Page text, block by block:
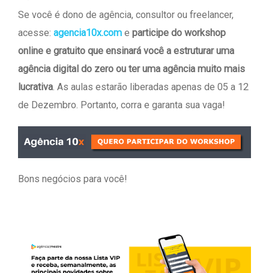
Se você é dono de agência, consultor ou freelancer,
acesse: agencia10x.com e participe do workshop
online e gratuito que ensinará você a estruturar uma
agência digital do zero ou ter uma agência muito mais
lucrativa. As aulas estarão liberadas apenas de 05 a 12
de Dezembro. Portanto, corra e garanta sua vaga!
Bons negócios para você!